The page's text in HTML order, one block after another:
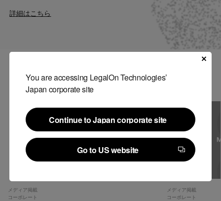
Contact
You are accessing LegalOn Technologies’
Japan corporate site
Continue to Japan corporate site
Continue to Japan corporate site
Go to US website
Go to US website
詳細はこちら
関連記事
メディア掲載
コーポレート
メディア掲載
コーポレート